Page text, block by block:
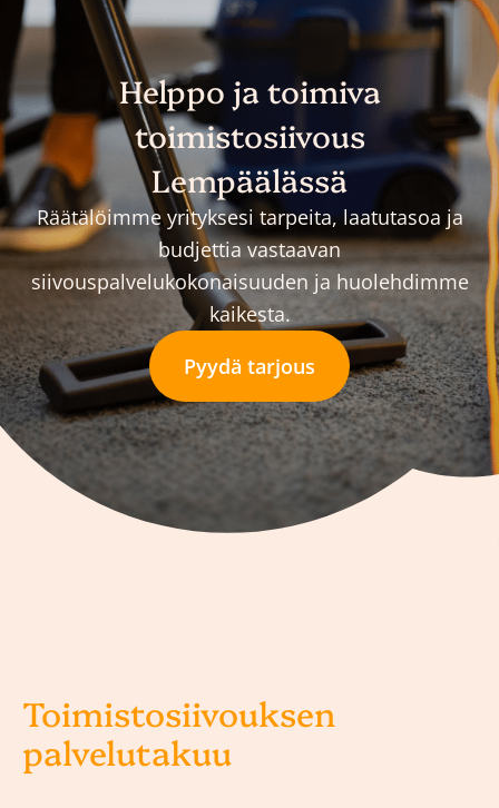
Helppo ja toimiva
toimistosiivous
Lempäälässä
Räätälöimme yrityksesi tarpeita, laatutasoa ja
budjettia vastaavan
siivouspalvelukokonaisuuden ja huolehdimme
kaikesta.
Pyydä tarjous
Toimistosiivouksen
palvelutakuu